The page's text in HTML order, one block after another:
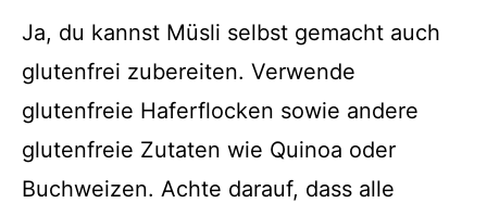
Ja, du kannst Müsli selbst gemacht auch
glutenfrei zubereiten. Verwende
glutenfreie Haferflocken sowie andere
glutenfreie Zutaten wie Quinoa oder
Buchweizen. Achte darauf, dass alle